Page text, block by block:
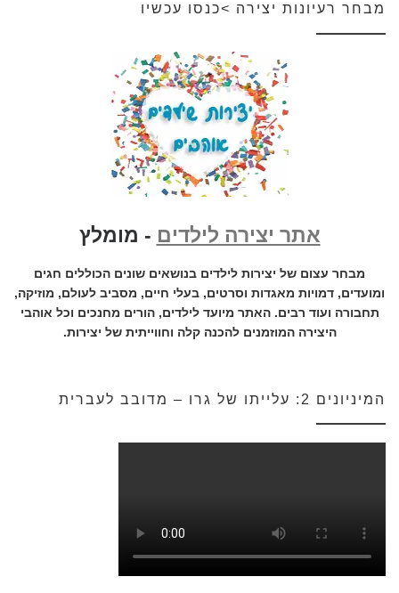
מבחר רעיונות יצירה >כנסו עכשיו
אתר יצירה לילדים - מומלץ
מבחר עצום של יצירות לילדים בנושאים שונים הכוללים חגים
ומועדים, דמויות מאגדות וסרטים, בעלי חיים, מסביב לעולם, מוזיקה,
תחבורה ועוד רבים. האתר מיועד לילדים, הורים מחנכים וכל אוהבי
היצירה המוזמנים להכנה קלה וחווייתית של יצירות.
המיניונים 2: עלייתו של גרו – מדובב לעברית